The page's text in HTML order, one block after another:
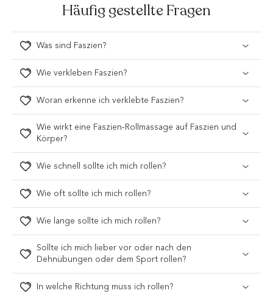
Häufig gestellte Fragen
Was sind Faszien?
Wie verkleben Faszien?
Woran erkenne ich verklebte Faszien?
Wie wirkt eine Faszien-Rollmassage auf Faszien und
Körper?
Wie schnell sollte ich mich rollen?
Wie oft sollte ich mich rollen?
Wie lange sollte ich mich rollen?
Sollte ich mich lieber vor oder nach den
Dehnübungen oder dem Sport rollen?
In welche Richtung muss ich rollen?